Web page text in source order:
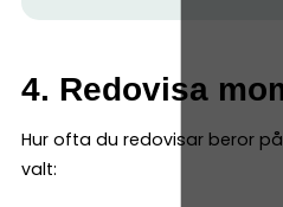
4. Redovisa
Hur ofta du redovisar beror
valt: